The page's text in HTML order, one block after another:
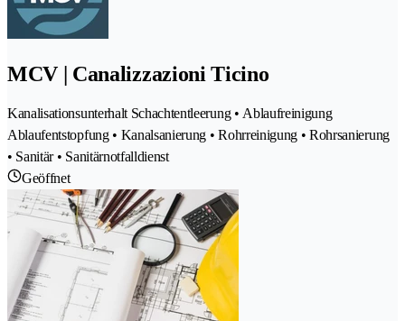
MCV | Canalizzazioni Ticino
Kanalisationsunterhalt Schachtentleerung • Ablaufreinigung
Ablaufentstopfung • Kanalsanierung • Rohrreinigung • Rohrsanierung
• Sanitär • Sanitärnotfalldienst
Geöffnet